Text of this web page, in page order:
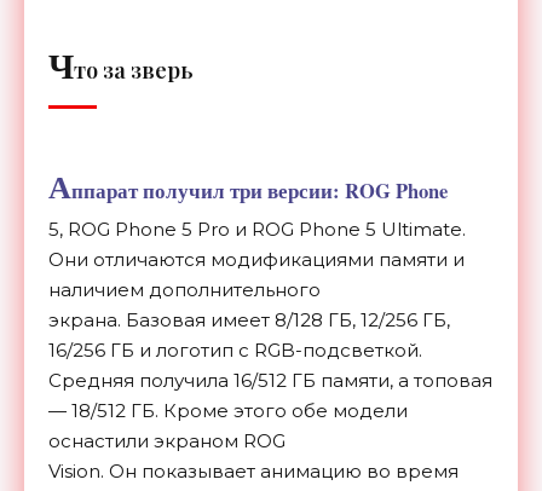
Что за зверь
Аппарат получил три версии: ROG Phone
5, ROG Phone 5 Pro и ROG Phone 5 Ultimate.
Они отличаются модификациями памяти и
наличием дополнительного
экрана. Базовая имеет 8/128 ГБ, 12/256 ГБ,
16/256 ГБ и логотип с RGB-подсветкой.
Средняя получила 16/512 ГБ памяти, а топовая
— 18/512 ГБ. Кроме этого обе модели
оснастили экраном ROG
Vision. Он показывает анимацию во время